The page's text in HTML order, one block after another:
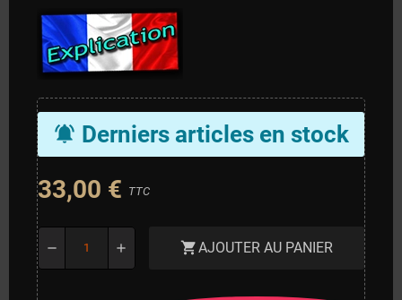
notifications_active Derniers articles en stock
33,00 € TTC
remove add shopping_cartAJOUTER AU PANIER